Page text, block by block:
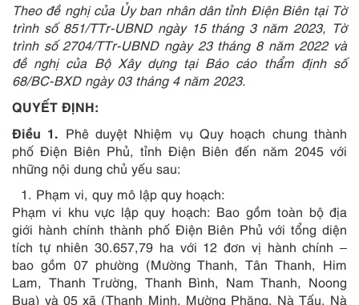
Theo đề nghị của Ủy ban nhân dân tỉnh Điện Biên tại Tờ
trình số 851/TTr-UBND ngày 15 tháng 3 năm 2023, Tờ
trình số 2704/TTr-UBND ngày 23 tháng 8 năm 2022 và
đề nghị của Bộ Xây dựng tại Báo cáo thẩm định số
68/BC-BXD ngày 03 tháng 4 năm 2023.
QUYẾT ĐỊNH:
Điều 1. Phê duyệt Nhiệm vụ Quy hoạch chung thành
phố Điện Biên Phủ, tỉnh Điện Biên đến năm 2045 với
những nội dung chủ yếu sau:
Phạm vi, quy mô lập quy hoạch:
Phạm vi khu vực lập quy hoạch: Bao gồm toàn bộ địa
giới hành chính thành phố Điện Biên Phủ với tổng diện
tích tự nhiên 30.657,79 ha với 12 đơn vị hành chính –
bao gồm 07 phường (Mường Thanh, Tân Thanh, Him
Lam, Thanh Trường, Thanh Bình, Nam Thanh, Noong
Bua) và 05 xã (Thanh Minh, Mường Phăng, Nà Tấu, Nà